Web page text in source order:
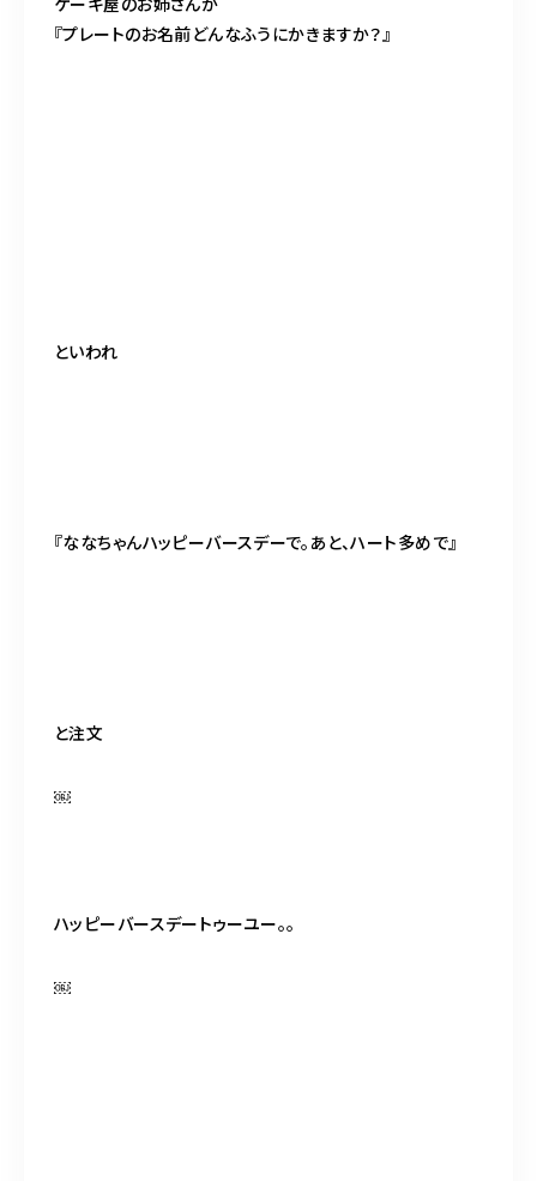
『プレートのお名前どんなふうにかきますか？』
といわれ
『ななちゃんハッピーバースデーで。あと、ハート多めで』
と注文
￼
ハッピーバースデートゥーユー。。
￼